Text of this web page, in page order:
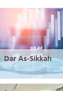
Dar As-Sikkah